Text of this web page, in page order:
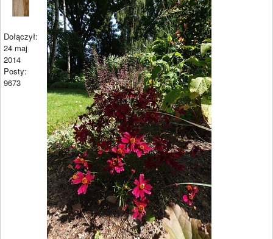
Dołączył:
24 maj
2014
Posty:
9673